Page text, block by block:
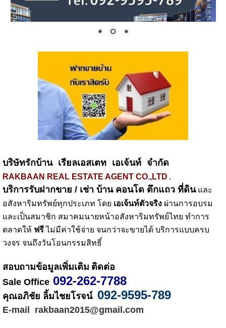
บริษัทรักบ้าน เรียลเอสเตท เอเจ้นท์ จำกัด
RAKBAAN REAL ESTATE AGENT CO.,LTD .
บริการรับฝากขาย / เช่า บ้าน คอนโด ตึกแถว ที่ดิน และ
อสังหาริมทรัพย์ทุกประเภท โดย เอเจ้นท์ตัวจริง ผ่านการอบรม
และเป็นสมาชิก สมาคมนายหน้าอสังหาริมทรัพย์ไทย ทำการ
ตลาดให้ ฟรี ไม่มีค่าใช้จ่าย จนกว่าจะขายได้ บริการแบบครบ
วงจร จนถึงวันโอนกรรมสิทธิ์
สอบถามข้อมูลเพิ่มเติม ติดต่อ
Sale Office 092-262-7788
คุณอภิชัย ลิ้มไชยโรจน์ 092-9595-789
E-mail  rakbaan2015@gmail.com